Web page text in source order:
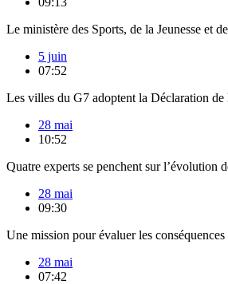
Le ministère des Sports, de la Jeunesse et
5 juin
07:52
Les villes du G7 adoptent la Déclaration de
28 mai
10:52
Quatre experts se penchent sur l’évolution
28 mai
09:30
Une mission pour évaluer les conséquences
28 mai
07:42